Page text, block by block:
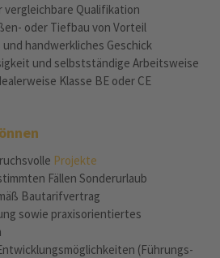
Qualifikation
oder Tiefbau von Vorteil
handwerkliches Geschick
und selbstständige Arbeitsweise
Klasse BE oder CE
Projekte
Fällen Sonderurlaub
Bautarifvertrag
sowie praxisorientiertes
(Führungs-